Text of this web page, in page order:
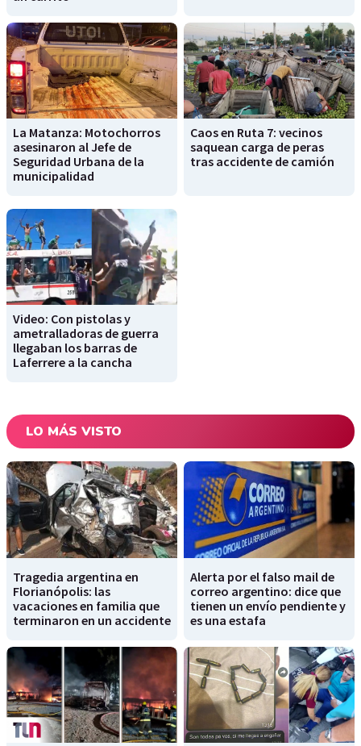
La Matanza: Motochorros
asesinaron al Jefe de
Seguridad Urbana de la
municipalidad
Caos en Ruta 7: vecinos
saquean carga de peras
tras accidente de camión
Video: Con pistolas y
ametralladoras de guerra
llegaban los barras de
Laferrere a la cancha
LO MÁS VISTO
Tragedia argentina en
Florianópolis: las
vacaciones en familia que
terminaron en un accidente
Alerta por el falso mail de
correo argentino: dice que
tienen un envío pendiente y
es una estafa